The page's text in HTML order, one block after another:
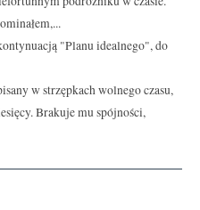
"Planu idealnego", do
w strzępkach wolnego czasu,
Brakuje mu spójności,